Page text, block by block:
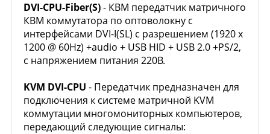
DVI-CPU-Fiber(S)- КВМ передатчик матричного
КВМ коммутатора по оптоволокну с
интерфейсами DVI-I(SL) с разрешением (1920 x
1200 @ 60Hz) +audio + USB HID + USB 2.0 +PS/2,
с напряжением питания 220В.
KVM DVI-CPU - Передатчик предназначен для
подключения к системе матричной KVM
коммутации многомониторных компьютеров,
передающий следующие сигналы: